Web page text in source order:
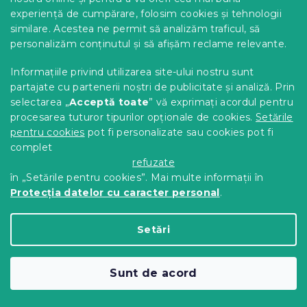
experiență de cumpărare, folosim cookies și tehnologii
similare. Acestea ne permit să analizăm traficul, să
personalizăm conținutul și să afișăm reclame relevante.
Informațiile privind utilizarea site-ului nostru sunt
partajate cu partenerii noștri de publicitate și analiză. Prin
selectarea „Acceptă toate” vă exprimați acordul pentru
procesarea tuturor tipurilor opționale de cookies. Setările
pentru cookies pot fi personalizate sau cookies pot fi
complet
refuzate
în „Setările pentru cookies”. Mai multe informații în
Protecția datelor cu caracter personal.
Setări
Sunt de acord
portocaliu
Estimarea stocului 9.8.2026
12 Lei Adaugă În Coş
Noutăți
Husa pentru perna din microfibra